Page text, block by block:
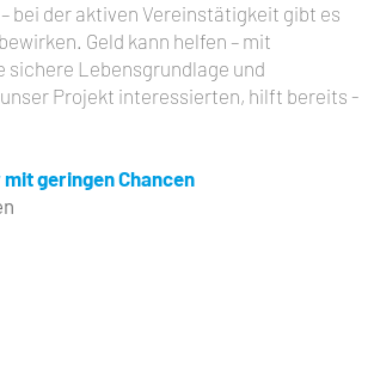
bei der aktiven Vereinstätigkeit gibt es
Geld kann helfen – mit
sichere Lebensgrundlage und
Projekt interessierten, hilft bereits -
geringen Chancen